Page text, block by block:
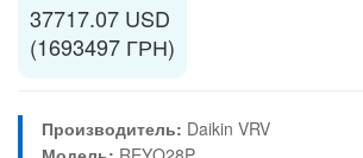
37717.07 USD
(1693497 ГРН)
Производитель: Daikin VRV